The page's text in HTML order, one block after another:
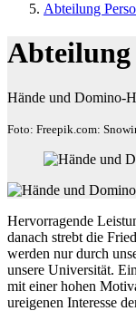
Abteilung
Abteilung
Hände und Domino-
Foto: Freepik.com:
Hervorragende
danach strebt die
werden nur durch
unsere Universität.
mit einer hohen
ureigenen Interesse